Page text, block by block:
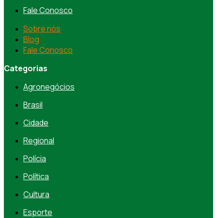
Fale Conosco
Sobre nós
Blog
Fale Conosco
Categorias
Agronegócios
Brasil
Cidade
Regional
Polícia
Política
Cultura
Esporte